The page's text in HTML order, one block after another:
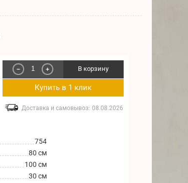
− + В корзину
Купить в 1 клик
Доставка и самовывоз: 08.08.2026
754
80 см
100 см
30 см